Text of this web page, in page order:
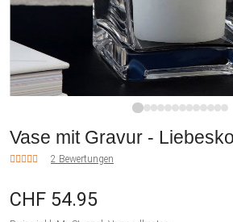
Vase mit Gravur -
2 Bewertungen
CHF 54.95